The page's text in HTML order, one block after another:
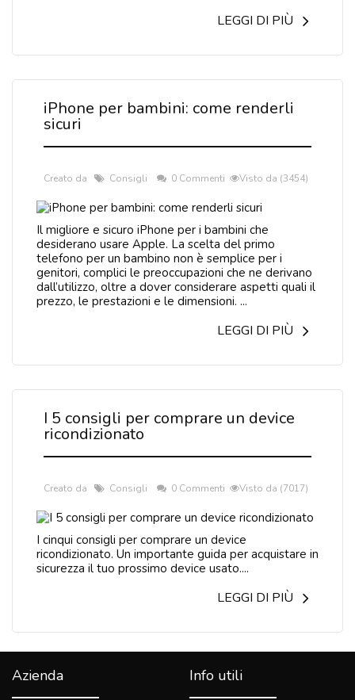
LEGGI DI PIÙ
iPhone per bambini: come renderli
sicuri
Creato da Consigli 0 Commenti Visto da (3454)
Il migliore e sicuro iPhone per i bambini che
desiderano usare Apple. La scelta del primo
telefono per un bambino non è semplice per i
genitori, complici le preoccupazioni che ne derivano
dall’utilizzo, oltre a dover considerare aspetti quali il
prezzo, le prestazioni e le dimensioni. ...
LEGGI DI PIÙ
I 5 consigli per comprare un device
ricondizionato
Creato da Consigli 0 Commenti Visto da (7017)
I cinqui consigli per comprare un device
ricondizionato. Un importante guida per acquistare in
sicurezza il tuo prossimo device usato....
LEGGI DI PIÙ
Azienda Info utili